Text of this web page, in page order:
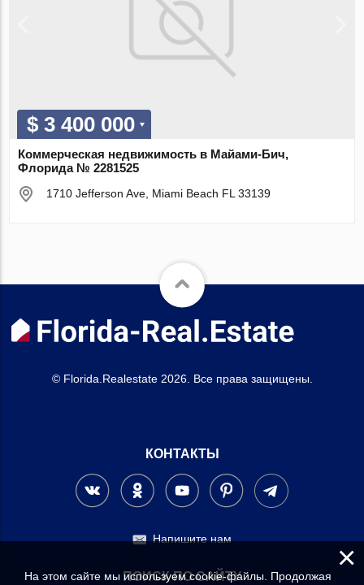
$ 3 400 000
Коммерческая недвижимость в Майами-Бич,
Флорида № 2281525
1710 Jefferson Ave, Miami Beach FL 33139
© Florida.Realestate 2026. Все права защищены.
КОНТАКТЫ
Напишите нам
ПОИСК ПО САЙТУ
×
На этом сайте мы используем cookie-файлы. Продолжая